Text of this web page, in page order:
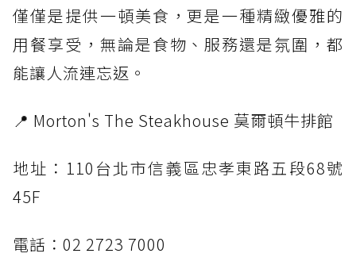
僅僅是提供一頓美食，更是一種精緻優雅的
用餐享受，無論是食物、服務還是氛圍，都
能讓人流連忘返。
📍 Morton's The Steakhouse 莫爾頓牛排館
地址：110台北市信義區忠孝東路五段68號
45F
電話：02 2723 7000